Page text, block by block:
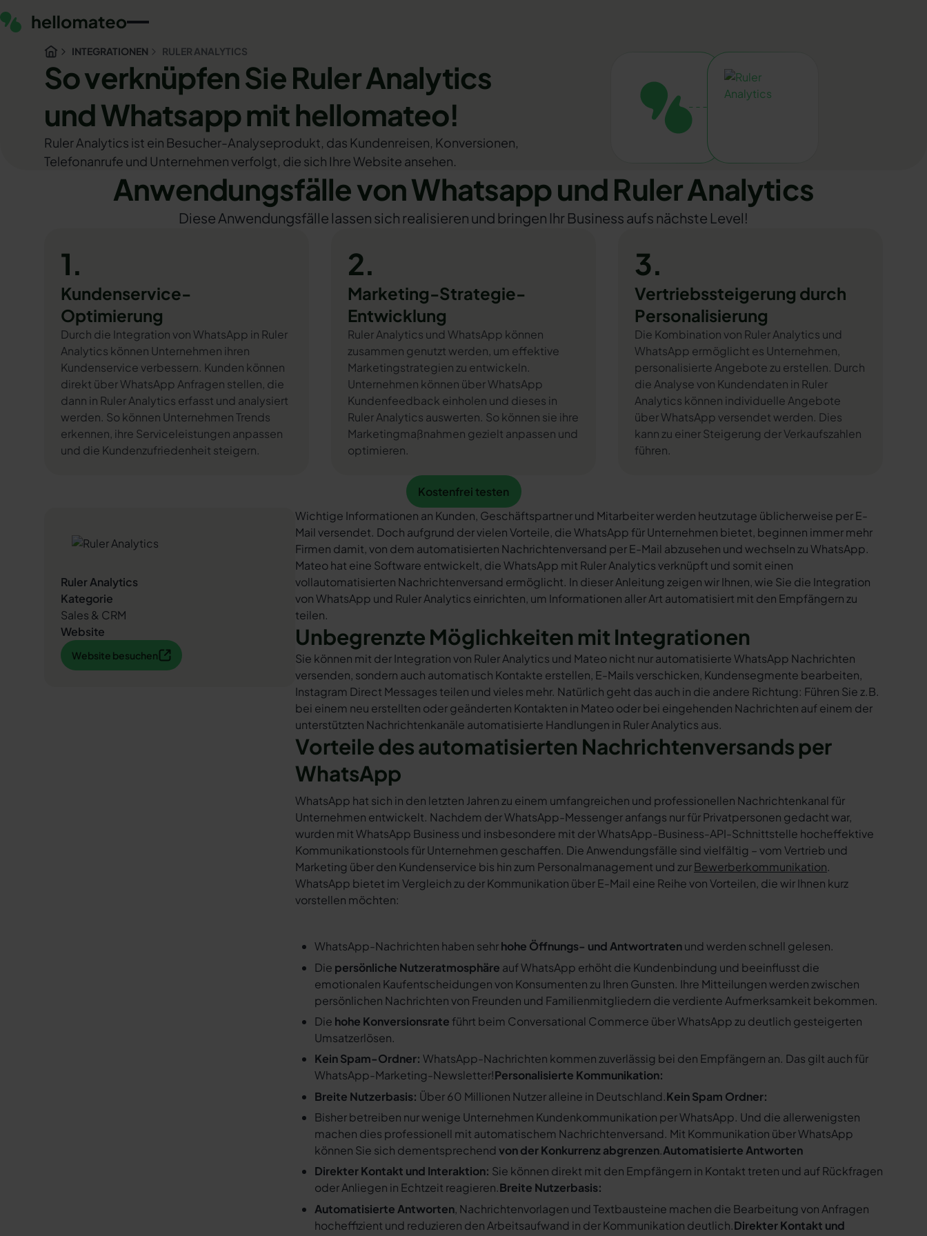
INTEGRATIONEN RULER ANALYTICS
So verknüpfen Sie Ruler Analytics
und Whatsapp mit hellomateo!
Ruler Analytics ist ein Besucher-Analyseprodukt, das Kundenreisen, Konversionen,
Telefonanrufe und Unternehmen verfolgt, die sich Ihre Website ansehen.
Anwendungsfälle von Whatsapp und Ruler Analytics
Diese Anwendungsfälle lassen sich realisieren und bringen Ihr Business aufs nächste Level!
1.
Kundenservice-
Optimierung
Durch die Integration von WhatsApp in Ruler
Analytics können Unternehmen ihren
Kundenservice verbessern. Kunden können
direkt über WhatsApp Anfragen stellen, die
dann in Ruler Analytics erfasst und analysiert
werden. So können Unternehmen Trends
erkennen, ihre Serviceleistungen anpassen
und die Kundenzufriedenheit steigern.
2.
Marketing-Strategie-
Entwicklung
Ruler Analytics und WhatsApp können
zusammen genutzt werden, um effektive
Marketingstrategien zu entwickeln.
Unternehmen können über WhatsApp
Kundenfeedback einholen und dieses in
Ruler Analytics auswerten. So können sie ihre
Marketingmaßnahmen gezielt anpassen und
optimieren.
3.
Vertriebssteigerung durch
Personalisierung
Die Kombination von Ruler Analytics und
WhatsApp ermöglicht es Unternehmen,
personalisierte Angebote zu erstellen. Durch
die Analyse von Kundendaten in Ruler
Analytics können individuelle Angebote
über WhatsApp versendet werden. Dies
kann zu einer Steigerung der Verkaufszahlen
führen.
Kostenfrei testen
Kostenfrei testen
Ruler Analytics
Kategorie
Sales & CRM
Website
Website besuchen
Website besuchen
Wichtige Informationen an Kunden, Geschäftspartner und Mitarbeiter werden heutzutage üblicherweise per E-
Mail versendet. Doch aufgrund der vielen Vorteile, die WhatsApp für Unternehmen bietet, beginnen immer mehr
Firmen damit, von dem automatisierten Nachrichtenversand per E-Mail abzusehen und wechseln zu WhatsApp.
Mateo hat eine Software entwickelt, die WhatsApp mit Ruler Analytics verknüpft und somit einen
vollautomatisierten Nachrichtenversand ermöglicht. In dieser Anleitung zeigen wir Ihnen, wie Sie die Integration
von WhatsApp und Ruler Analytics einrichten, um Informationen aller Art automatisiert mit den Empfängern zu
teilen.
Unbegrenzte Möglichkeiten mit Integrationen
Sie können mit der Integration von Ruler Analytics und Mateo nicht nur automatisierte WhatsApp Nachrichten
versenden, sondern auch automatisch Kontakte erstellen, E-Mails verschicken, Kundensegmente bearbeiten,
Instagram Direct Messages teilen und vieles mehr. Natürlich geht das auch in die andere Richtung: Führen Sie z.B.
bei einem neu erstellten oder geänderten Kontakten in Mateo oder bei eingehenden Nachrichten auf einem der
unterstützten Nachrichtenkanäle automatisierte Handlungen in Ruler Analytics aus.
Vorteile des automatisierten Nachrichtenversands per
WhatsApp
WhatsApp hat sich in den letzten Jahren zu einem umfangreichen und professionellen Nachrichtenkanal für
Unternehmen entwickelt. Nachdem der WhatsApp-Messenger anfangs nur für Privatpersonen gedacht war,
wurden mit WhatsApp Business und insbesondere mit der WhatsApp-Business-API-Schnittstelle hocheffektive
Kommunikationstools für Unternehmen geschaffen. Die Anwendungsfälle sind vielfältig – vom Vertrieb und
Marketing über den Kundenservice bis hin zum Personalmanagement und zurBewerberkommunikation.
WhatsApp bietet im Vergleich zu der Kommunikation über E-Mail eine Reihe von Vorteilen, die wir Ihnen kurz
vorstellen möchten:
WhatsApp-Nachrichten haben sehrhohe Öffnungs- und Antwortratenund werden schnell gelesen.
Die persönliche Nutzeratmosphäre auf WhatsApp erhöht die Kundenbindung und beeinflusst die
emotionalen Kaufentscheidungen von Konsumenten zu Ihren Gunsten. Ihre Mitteilungen werden zwischen
persönlichen Nachrichten von Freunden und Familienmitgliedern die verdiente Aufmerksamkeit bekommen.
Die hohe Konversionsrate führt beim Conversational Commerce über WhatsApp zu deutlich gesteigerten
Umsatzerlösen.
Kein Spam-Ordner: WhatsApp-Nachrichten kommen zuverlässig bei den Empfängern an. Das gilt auch für
WhatsApp-Marketing-Newsletter!Personalisierte Kommunikation:
Breite Nutzerbasis: Über 60 Millionen Nutzer alleine in Deutschland.Kein Spam Ordner:
Bisher betreiben nur wenige Unternehmen Kundenkommunikation per WhatsApp. Und die allerwenigsten
machen dies professionell mit automatischem Nachrichtenversand. Mit Kommunikation über WhatsApp
können Sie sich dementsprechendvon der Konkurrenz abgrenzen.Automatisierte Antworten
Direkter Kontakt und Interaktion: Sie können direkt mit den Empfängern in Kontakt treten und auf Rückfragen
oder Anliegen in Echtzeit reagieren.Breite Nutzerbasis:
Automatisierte Antworten, Nachrichtenvorlagen und Textbausteine machen die Bearbeitung von Anfragen
hocheffizient und reduzieren den Arbeitsaufwand in der Kommunikation deutlich.Direkter Kontakt und